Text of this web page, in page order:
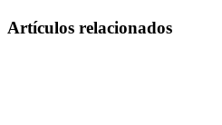
Artículos relacionados